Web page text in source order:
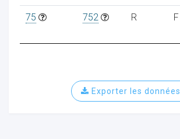
75 752 R F
Exporter les données